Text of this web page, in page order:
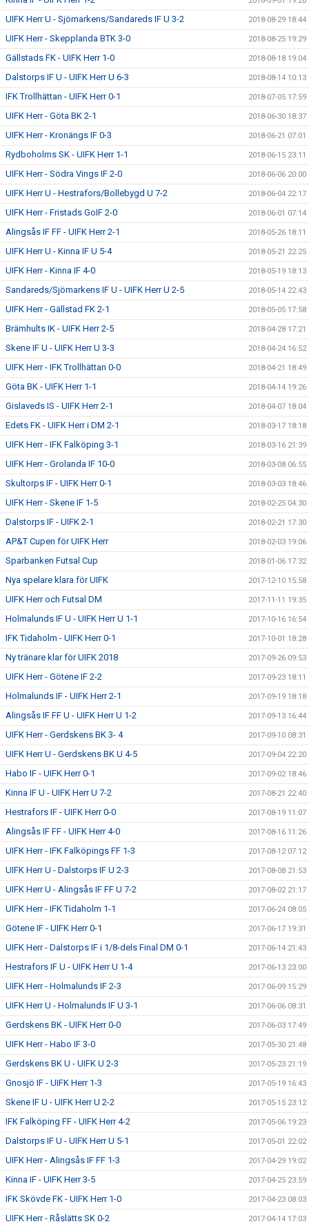
UIFK Herr U - Sjömarkens/Sandareds IF U 3-2 2018-08-29 18:44
UIFK Herr - Skepplanda BTK 3-0 2018-08-25 19:29
Gällstads FK - UIFK Herr 1-0 2018-08-18 19:04
Dalstorps IF U - UIFK Herr U 6-3 2018-08-14 10:13
IFK Trollhättan - UIFK Herr 0-1 2018-07-05 17:59
UIFK Herr - Göta BK 2-1 2018-06-30 18:37
UIFK Herr - Kronängs IF 0-3 2018-06-21 07:01
Rydboholms SK - UIFK Herr 1-1 2018-06-15 23:11
UIFK Herr - Södra Vings IF 2-0 2018-06-06 20:00
UIFK Herr U - Hestrafors/Bollebygd U 7-2 2018-06-04 22:17
UIFK Herr - Fristads GoIF 2-0 2018-06-01 07:14
Alingsås IF FF - UIFK Herr 2-1 2018-05-26 18:11
UIFK Herr U - Kinna IF U 5-4 2018-05-21 22:25
UIFK Herr - Kinna IF 4-0 2018-05-19 18:13
Sandareds/Sjömarkens IF U - UIFK Herr U 2-5 2018-05-14 22:43
UIFK Herr - Gällstad FK 2-1 2018-05-05 17:58
Brämhults IK - UIFK Herr 2-5 2018-04-28 17:21
Skene IF U - UIFK Herr U 3-3 2018-04-24 16:52
UIFK Herr - IFK Trollhättan 0-0 2018-04-21 18:49
Göta BK - UIFK Herr 1-1 2018-04-14 19:26
Gislaveds IS - UIFK Herr 2-1 2018-04-07 18:04
Edets FK - UIFK Herr i DM 2-1 2018-03-17 18:18
UIFK Herr - IFK Falköping 3-1 2018-03-16 21:39
UIFK Herr - Grolanda IF 10-0 2018-03-08 06:55
Skultorps IF - UIFK Herr 0-1 2018-03-03 18:46
UIFK Herr - Skene IF 1-5 2018-02-25 04:30
Dalstorps IF - UIFK 2-1 2018-02-21 17:30
AP&T Cupen för UIFK Herr 2018-02-03 19:06
Sparbanken Futsal Cup 2018-01-06 17:32
Nya spelare klara för UIFK 2017-12-10 15:58
UIFK Herr och Futsal DM 2017-11-11 19:35
Holmalunds IF U - UIFK Herr U 1-1 2017-10-16 16:54
IFK Tidaholm - UIFK Herr 0-1 2017-10-01 18:28
Ny tränare klar för UIFK 2018 2017-09-26 09:53
UIFK Herr - Götene IF 2-2 2017-09-23 18:11
Holmalunds IF - UIFK Herr 2-1 2017-09-19 18:18
Alingsås IF FF U - UIFK Herr U 1-2 2017-09-13 16:44
UIFK Herr - Gerdskens BK 3- 4 2017-09-10 08:31
UIFK Herr U - Gerdskens BK U 4-5 2017-09-04 22:20
Habo IF - UIFK Herr 0-1 2017-09-02 18:46
Kinna IF U - UIFK Herr U 7-2 2017-08-21 22:40
Hestrafors IF - UIFK Herr 0-0 2017-08-19 11:07
Alingsås IF FF - UIFK Herr 4-0 2017-08-16 11:26
UIFK Herr - IFK Falköpings FF 1-3 2017-08-12 07:12
UIFK Herr U - Dalstorps IF U 2-3 2017-08-08 21:53
UIFK Herr U - Alingsås IF FF U 7-2 2017-08-02 21:17
UIFK Herr - IFK Tidaholm 1-1 2017-06-24 08:05
Götene IF - UIFK Herr 0-1 2017-06-17 19:31
UIFK Herr - Dalstorps IF i 1/8-dels Final DM 0-1 2017-06-14 21:43
Hestrafors IF U - UIFK Herr U 1-4 2017-06-13 23:00
UIFK Herr - Holmalunds IF 2-3 2017-06-09 15:29
UIFK Herr U - Holmalunds IF U 3-1 2017-06-06 08:31
Gerdskens BK - UIFK Herr 0-0 2017-06-03 17:49
UIFK Herr - Habo IF 3-0 2017-05-30 21:48
Gerdskens BK U - UIFK U 2-3 2017-05-23 21:19
Gnosjö IF - UIFK Herr 1-3 2017-05-19 16:43
Skene IF U - UIFK Herr U 2-2 2017-05-15 23:12
IFK Falköping FF - UIFK Herr 4-2 2017-05-06 19:23
Dalstorps IF U - UIFK Herr U 5-1 2017-05-01 22:02
UIFK Herr - Alingsås IF FF 1-3 2017-04-29 19:02
Kinna IF - UIFK Herr 3-5 2017-04-25 23:59
IFK Skövde FK - UIFK Herr 1-0 2017-04-23 08:03
UIFK Herr - Råslätts SK 0-2 2017-04-14 17:03